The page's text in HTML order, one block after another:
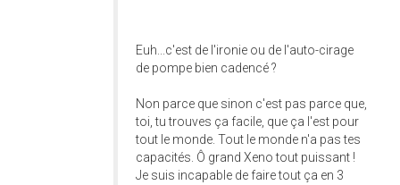
Euh...c'est de l'ironie ou de l'auto-cirage
de pompe bien cadencé ?
Non parce que sinon c'est pas parce que,
toi, tu trouves ça facile, que ça l'est pour
tout le monde. Tout le monde n'a pas tes
capacités. Ô grand Xeno tout puissant !
Je suis incapable de faire tout ça en 3